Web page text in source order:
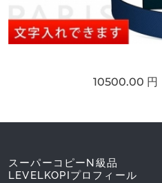
10500.00 円
スーパーコピーN級品
LEVELKOPIプロフィール